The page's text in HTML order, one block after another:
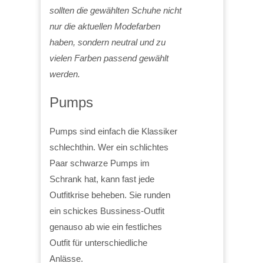
sollten die gewählten Schuhe nicht
nur die aktuellen Modefarben
haben, sondern neutral und zu
vielen Farben passend gewählt
werden.
Pumps
Pumps sind einfach die Klassiker
schlechthin. Wer ein schlichtes
Paar schwarze Pumps im
Schrank hat, kann fast jede
Outfitkrise beheben. Sie runden
ein schickes Bussiness-Outfit
genauso ab wie ein festliches
Outfit für unterschiedliche
Anlässe.